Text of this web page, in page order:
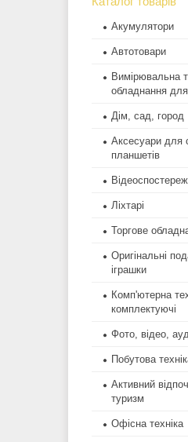
Акумулятори
Автотовари
Вимірювальна
обладнання
Дім, сад, город
Аксесуари для
планшетів
Ліхтарі
Торгове
Оригінальні
іграшки
Комп'ютерна
комплектуючі
Фото, відео,
Побутова
Активний
туризм
Офісна техніка